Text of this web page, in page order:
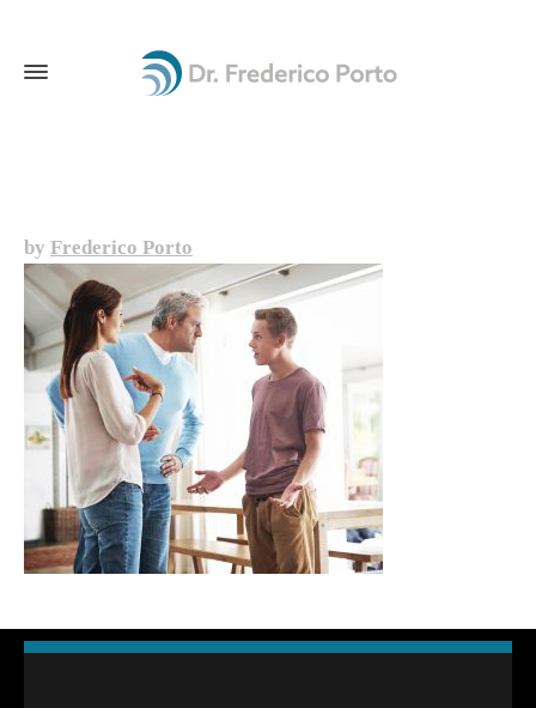
by Frederico Porto